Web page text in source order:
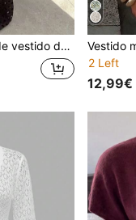
fiestas, festivales de música, uso diario, vacaciones casuales en color marrón
2 Left
12,99€